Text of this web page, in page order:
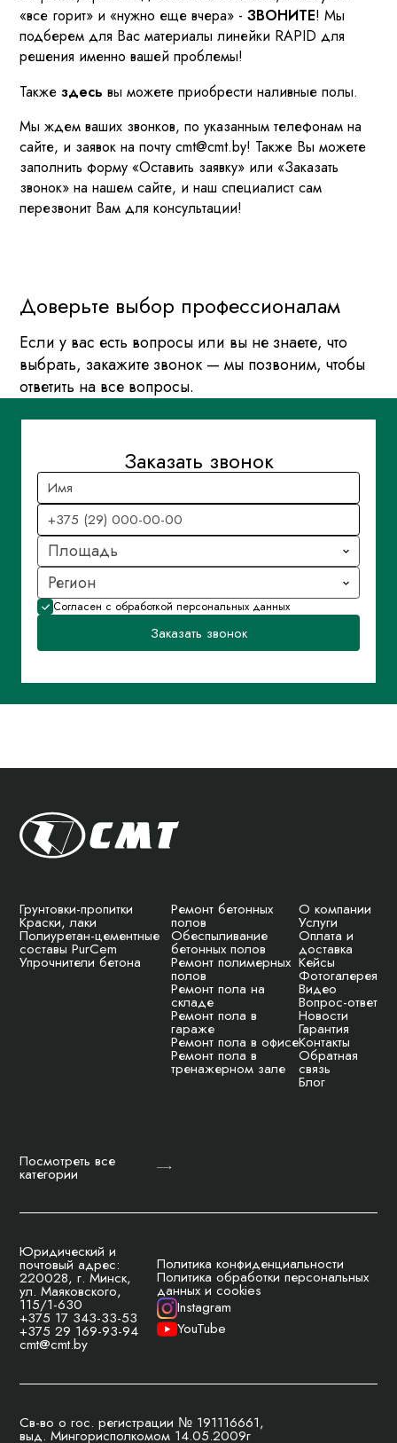
«все горит» и «нужно еще вчера» -ЗВОНИТЕ! Мы
подберем для Вас материалы линейки RAPID для
решения именно вашей проблемы!
Такжездесь вы можете приобрести наливные полы.
Мы ждем ваших звонков, по указанным телефонам на
сайте, и заявок на почту cmt@cmt.by! Также Вы можете
заполнить форму «Оставить заявку» или «Заказать
звонок» на нашем сайте, и наш специалист сам
перезвонит Вам для консультации!
Доверьте выбор профессионалам
Если у вас есть вопросы или вы не знаете, что
выбрать, закажите звонок — мы позвоним, чтобы
ответить на все вопросы.
Заказать звонок
Площадь
Регион
Согласен с обработкой персональных данных
Заказать звонок
Грунтовки-пропитки
Краски, лаки
Полиуретан-цементные
составы PurCem
Упрочнители бетона
Посмотреть все
категории
Ремонт бетонных
полов
Обеспыливание
бетонных полов
Ремонт полимерных
полов
Ремонт пола на
складе
Ремонт пола в
гараже
Ремонт пола в офисе
Ремонт пола в
тренажерном зале
О компании
Услуги
Оплата и
доставка
Кейсы
Фотогалерея
Видео
Вопрос-ответ
Новости
Гарантия
Контакты
Обратная
связь
Блог
Юридический и
почтовый адрес:
220028, г. Минск,
ул. Маяковского,
115/1-630
+375 17 343-33-53
+375 29 169-93-94
cmt@cmt.by
Политика конфиденциальности
Политика обработки персональных
данных и cookies
Instagram
YouTube
Св-во о гос. регистрации № 191116661,
выд. Мингорисполкомом 14.05.2009г